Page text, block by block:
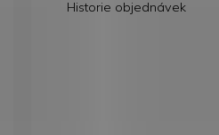
Historie objednávek